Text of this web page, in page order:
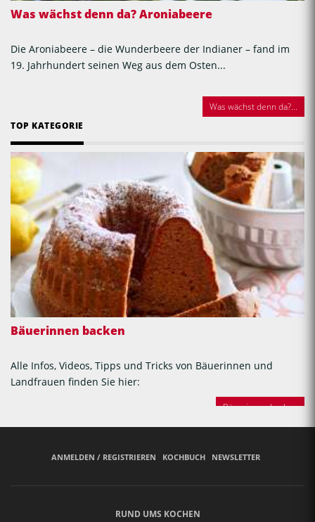
Was wächst denn da? Aroniabeere
Die Aroniabeere – die Wunderbeere der Indianer – fand im
19. Jahrhundert seinen Weg aus dem Osten...
Was wächst denn da?...
TOP KATEGORIE
Bäuerinnen backen
Alle Infos, Videos, Tipps und Tricks von Bäuerinnen und
Landfrauen finden Sie hier:
Bäuerinnen backen
ANMELDEN / REGISTRIEREN KOCHBUCH NEWSLETTER
RUND UMS KOCHEN